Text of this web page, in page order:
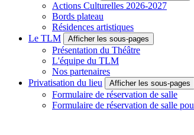
Actions Culturelles 2026-2027
Bords plateau
Résidences artistiques
Le TLM
Afficher les sous-pages
Présentation du Théâtre
L'équipe du TLM
Nos partenaires
Privatisation du lieu
Afficher les sous-pages
Formulaire de réservation de salle
Formulaire de réservation de salle